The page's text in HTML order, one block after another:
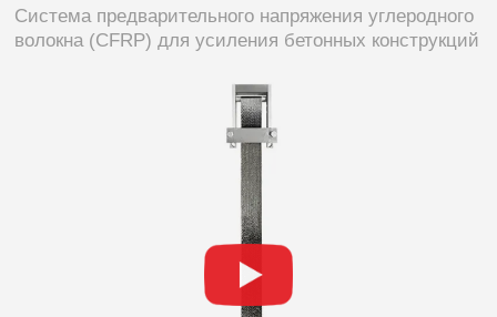
Система предварительного напряжения углеродного
волокна (CFRP) для усиления бетонных конструкций